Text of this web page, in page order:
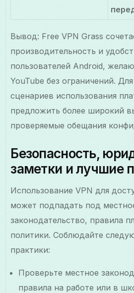
Вывод: Free VPN Grass
производительность и
пользователей Android,
YouTube без ограничений.
сценариев использования
предложить более широкий
проверяемые обещания
Безопасность,
заметки и лучшие
Использование VPN для
может подпадать под
законодательство, правила
политики. Соблюдайте
практики:
Проверьте местное
правила на работе или в